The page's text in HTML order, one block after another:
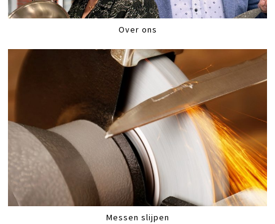
Over ons
Messen slijpen